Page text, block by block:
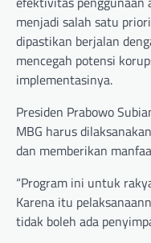
menjadi salah satu
dipastikan berjalan
mencegah potensi
implementasinya.
Presiden Prabowo
MBG harus
dan memberikan
“Program ini untuk
Karena itu
tidak boleh ada